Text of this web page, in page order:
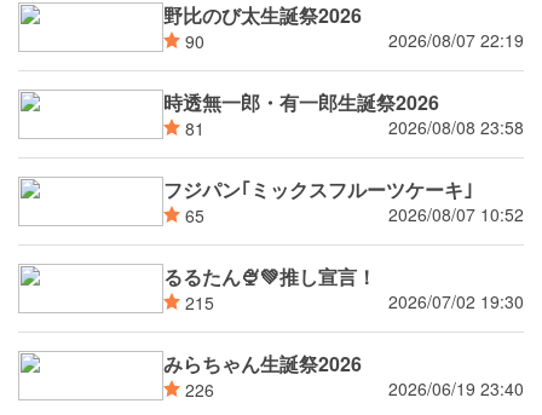
野比のび太生誕祭2026
90 2026/08/07 22:19
時透無一郎・有一郎生誕祭2026
81 2026/08/08 23:58
フジパン｢ミックスフルーツケーキ｣
65 2026/08/07 10:52
るるたん🍨‪💚推し宣言！
215 2026/07/02 19:30
みらちゃん生誕祭2026
226 2026/06/19 23:40